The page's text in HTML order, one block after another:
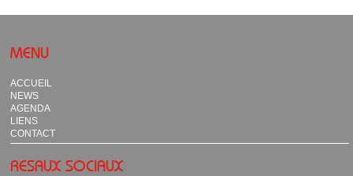
MENU
ACCUEIL
NEWS
AGENDA
LIENS
CONTACT
RESAUX SOCIAUX